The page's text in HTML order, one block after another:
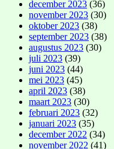
december 2023 (36)
november 2023 (30)
oktober 2023 (38)
september 2023 (38)
augustus 2023 (30)
juli 2023 (39)
juni 2023 (44)
mei 2023 (45)
april 2023 (38)
maart 2023 (30)
februari 2023 (32)
januari 2023 (35)
december 2022 (34)
november 2022 (41)